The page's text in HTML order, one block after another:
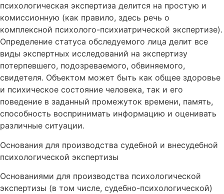
психологическая экспертиза делится на простую и
комиссионную (как правило, здесь речь о
комплексной психолого-психиатрической экспертизе).
Определение статуса обследуемого лица делит все
виды экспертных исследований на экспертизу
потерпевшего, подозреваемого, обвиняемого,
свидетеля. Объектом может быть как общее здоровье
и психическое состояние человека, так и его
поведение в заданный промежуток времени, память,
способность воспринимать информацию и оценивать
различные ситуации.
Основания для производства судебной и внесудебной
психологической экспертизы
Основаниями для производства психологической
экспертизы (в том числе, судебно-психологической)